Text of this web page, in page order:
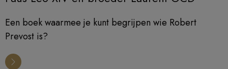
Een boek waarmee je kunt begrijpen wie Robert
Prevost is?